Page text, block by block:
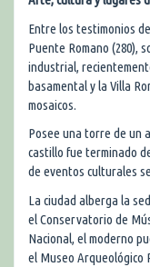
Entre los testimonios
Puente Romano (280),
industrial,
basamental y la Villa
mosaicos.
Posee una torre de un
castillo fue terminado
de eventos culturales
La ciudad alberga la
el Conservatorio de
Nacional, el moderno
el Museo Arqueológico